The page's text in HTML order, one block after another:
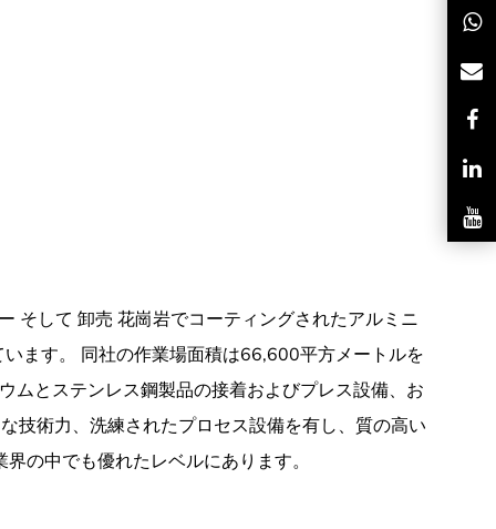
そして 卸売 花崗岩でコーティングされたアルミニ
ます。 同社の作業場面積は66,600平方メートルを
ムとステンレス鋼製品の接着およびプレス設備、お
技術力、洗練されたプロセス設備を有し、質の高い
の中でも優れたレベルにあります。